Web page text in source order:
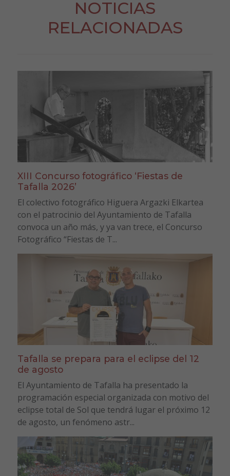
NOTICIAS
RELACIONADAS
XIII Concurso fotográfico ‘Fiestas de
Tafalla 2026’
El colectivo fotográfico Higuera Argazki Elkartea
con el patrocinio del Ayuntamiento de Tafalla
convoca un año más, y ya van trece, el Concurso
Fotográfico “Fiestas de T...
Tafalla se prepara para el eclipse del 12
de agosto
El Ayuntamiento de Tafalla ha presentado la
programación especial organizada con motivo del
eclipse total de Sol que tendrá lugar el próximo 12
de agosto, un fenómeno astr...